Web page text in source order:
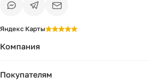
Компания
Покупателям
Яндекс Карты